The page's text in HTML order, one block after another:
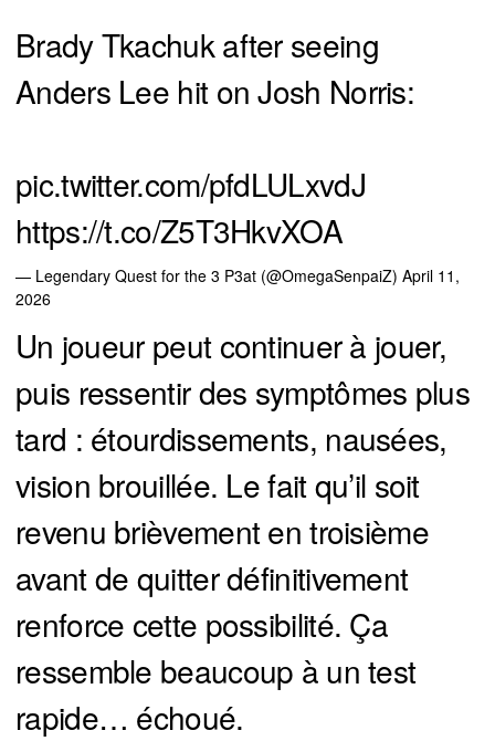
Brady Tkachuk after seeing
Anders Lee hit on Josh Norris:
pic.twitter.com/pfdLULxvdJ
https://t.co/Z5T3HkvXOA
— Legendary Quest for the 3 P3at (@OmegaSenpaiZ) April 11,
2026
Un joueur peut continuer à jouer,
puis ressentir des symptômes plus
tard : étourdissements, nausées,
vision brouillée. Le fait qu’il soit
revenu brièvement en troisième
avant de quitter définitivement
renforce cette possibilité. Ça
ressemble beaucoup à un test
rapide… échoué.